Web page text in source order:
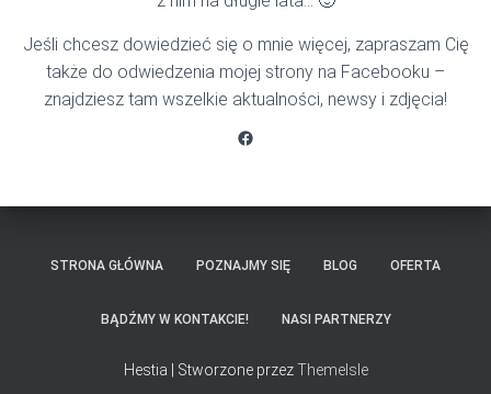
Jeśli chcesz dowiedzieć się o mnie więcej, zapraszam Cię
także do odwiedzenia mojej strony na Facebooku –
znajdziesz tam wszelkie aktualności, newsy i zdjęcia!
Facebook
STRONA GŁÓWNA POZNAJMY SIĘ BLOG OFERTA
BĄDŹMY W KONTAKCIE! NASI PARTNERZY
Hestia | Stworzone przezThemeIsle